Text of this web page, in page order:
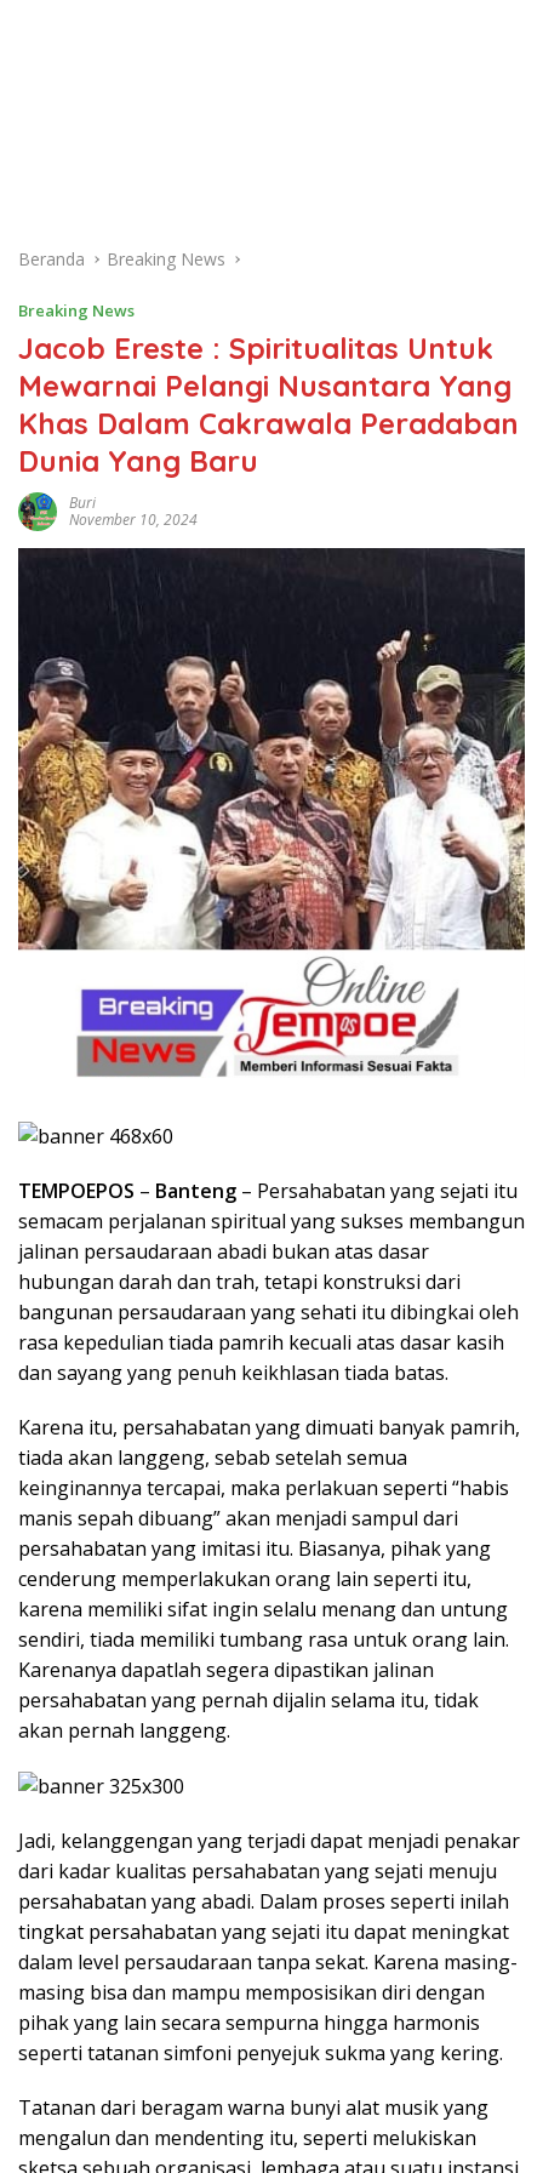
Beranda Breaking News
Breaking News
Jacob Ereste : Spiritualitas Untuk
Mewarnai Pelangi Nusantara Yang
Khas Dalam Cakrawala Peradaban
Dunia Yang Baru
Buri
November 10, 2024
TEMPOEPOS – Banteng – Persahabatan yang sejati itu
semacam perjalanan spiritual yang sukses membangun
jalinan persaudaraan abadi bukan atas dasar
hubungan darah dan trah, tetapi konstruksi dari
bangunan persaudaraan yang sehati itu dibingkai oleh
rasa kepedulian tiada pamrih kecuali atas dasar kasih
dan sayang yang penuh keikhlasan tiada batas.
Karena itu, persahabatan yang dimuati banyak pamrih,
tiada akan langgeng, sebab setelah semua
keinginannya tercapai, maka perlakuan seperti “habis
manis sepah dibuang” akan menjadi sampul dari
persahabatan yang imitasi itu. Biasanya, pihak yang
cenderung memperlakukan orang lain seperti itu,
karena memiliki sifat ingin selalu menang dan untung
sendiri, tiada memiliki tumbang rasa untuk orang lain.
Karenanya dapatlah segera dipastikan jalinan
persahabatan yang pernah dijalin selama itu, tidak
akan pernah langgeng.
Jadi, kelanggengan yang terjadi dapat menjadi penakar
dari kadar kualitas persahabatan yang sejati menuju
persahabatan yang abadi. Dalam proses seperti inilah
tingkat persahabatan yang sejati itu dapat meningkat
dalam level persaudaraan tanpa sekat. Karena masing-
masing bisa dan mampu memposisikan diri dengan
pihak yang lain secara sempurna hingga harmonis
seperti tatanan simfoni penyejuk sukma yang kering.
Tatanan dari beragam warna bunyi alat musik yang
mengalun dan mendenting itu, seperti melukiskan